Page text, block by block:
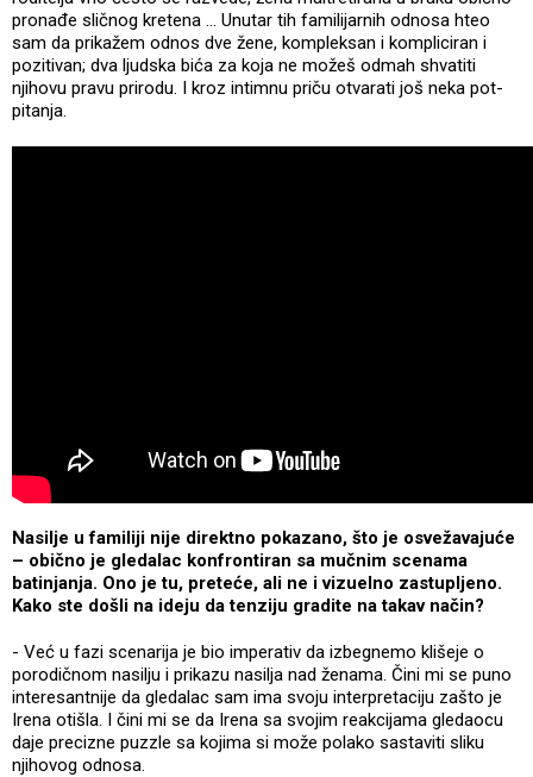
pronađe sličnog kretena ... Unutar tih familijarnih odnosa hteo
sam da prikažem odnos dve žene, kompleksan i kompliciran i
pozitivan; dva ljudska bića za koja ne možeš odmah shvatiti
njihovu pravu prirodu. I kroz intimnu priču otvarati još neka pot-
pitanja.
Nasilje u familiji nije direktno pokazano, što je osvežavajuće
– obično je gledalac konfrontiran sa mučnim scenama
batinjanja. Ono je tu, preteće, ali ne i vizuelno zastupljeno.
Kako ste došli na ideju da tenziju gradite na takav način?
- Već u fazi scenarija je bio imperativ da izbegnemo klišeje o
porodičnom nasilju i prikazu nasilja nad ženama. Čini mi se puno
interesantnije da gledalac sam ima svoju interpretaciju zašto je
Irena otišla. I čini mi se da Irena sa svojim reakcijama gledaocu
daje precizne puzzle sa kojima si može polako sastaviti sliku
njihovog odnosa.